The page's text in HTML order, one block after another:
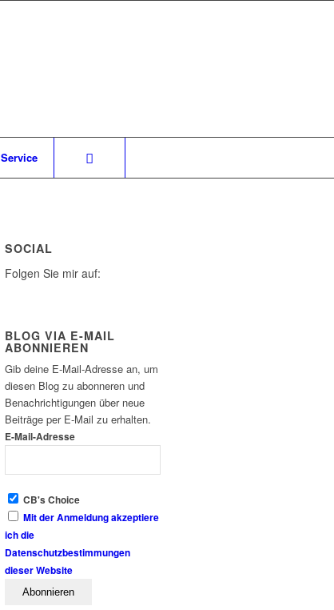
Service
SOCIAL
Folgen Sie mir auf:
BLOG VIA E-MAIL
ABONNIEREN
Gib deine E-Mail-Adresse an, um
diesen Blog zu abonneren und
Benachrichtigungen über neue
Beiträge per E-Mail zu erhalten.
E-Mail-Adresse
CB's Choice
Mit der Anmeldung akzeptiere
ich die
Datenschutzbestimmungen
dieser Website